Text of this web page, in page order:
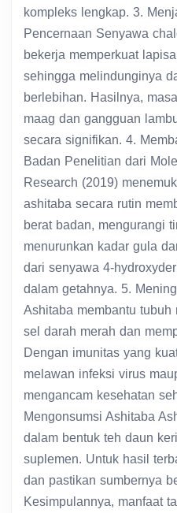
kompleks lengkap. 3.
Pencernaan Senyawa
bekerja memperkuat
sehingga melindunginya
berlebihan. Hasilnya,
maag dan gangguan
secara signifikan. 4.
Badan Penelitian dari
Research (2019)
ashitaba secara rutin
berat badan, mengurangi
menurunkan kadar gula
dari senyawa 4-
dalam getahnya. 5.
Ashitaba membantu
sel darah merah dan
Dengan imunitas yang
melawan infeksi virus
mengancam kesehatan
Mengonsumsi Ashitaba
dalam bentuk teh daun
suplemen. Untuk hasil
dan pastikan sumbernya
Kesimpulannya, manfaat